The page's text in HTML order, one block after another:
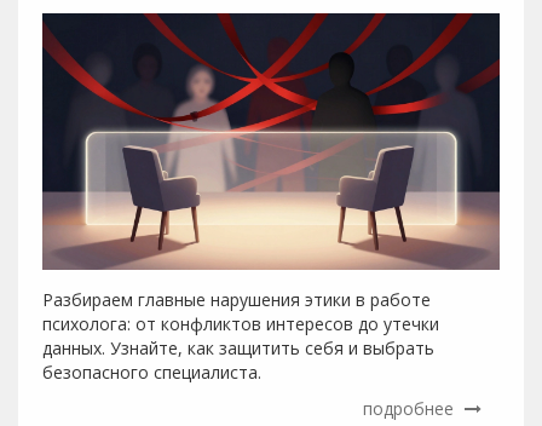
Разбираем главные нарушения этики в работе
психолога: от конфликтов интересов до утечки
данных. Узнайте, как защитить себя и выбрать
безопасного специалиста.
подробнее